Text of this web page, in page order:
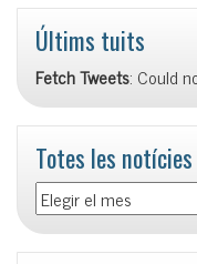
Últims tuits
Fetch Tweets: Could
Totes les notícies
Totes
les
notícies